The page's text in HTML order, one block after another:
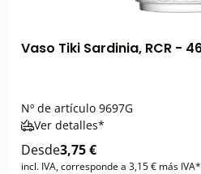
Vaso Tiki Sardinia, RCR -
Nº de artículo 9697G
Ver detalles*
Desde3,75 €
incl. IVA, corresponde a 3,15 € más IVA*